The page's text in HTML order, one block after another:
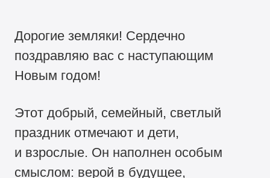
Дорогие земляки! Сердечно
поздравляю вас с наступающим
Новым годом!
Этот добрый, семейный, светлый
праздник отмечают и дети,
и взрослые. Он наполнен особым
смыслом: верой в будущее,